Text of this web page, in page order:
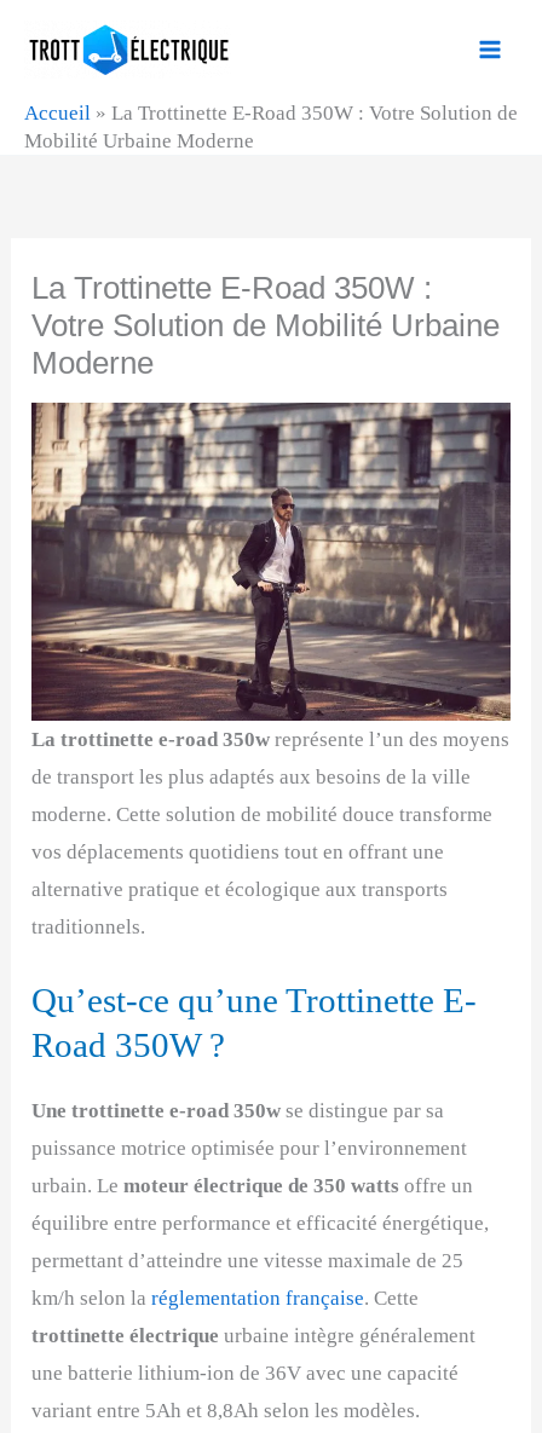
Accueil » La Trottinette E-Road 350W : Votre Solution de
Mobilité Urbaine Moderne
La Trottinette E-Road 350W :
Votre Solution de Mobilité Urbaine
Moderne
La trottinette e-road 350wreprésente l’un des moyens
de transport les plus adaptés aux besoins de la ville
moderne. Cette solution de mobilité douce transforme
vos déplacements quotidiens tout en offrant une
alternative pratique et écologique aux transports
traditionnels.
Qu’est-ce qu’une Trottinette E-
Road 350W ?
Une trottinette e-road 350w se distingue par sa
puissance motrice optimisée pour l’environnement
urbain. Lemoteur électrique de 350 watts offre un
équilibre entre performance et efficacité énergétique,
permettant d’atteindre une vitesse maximale de 25
km/h selon laréglementation française. Cette
trottinette électriqueurbaine intègre généralement
une batterie lithium-ion de 36V avec une capacité
variant entre 5Ah et 8,8Ah selon les modèles.